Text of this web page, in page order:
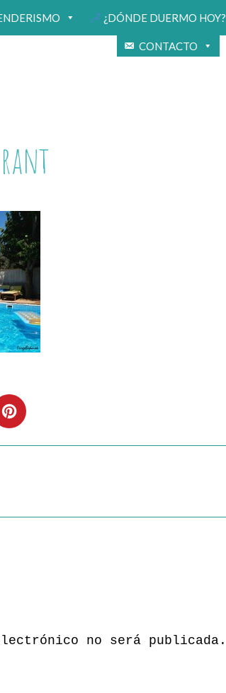
¿DÓNDE DUERMO HOY?
CONTACTO
no será publicada.